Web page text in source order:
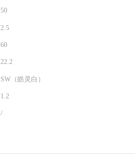
50
2.5
60
22.2
SW（皓灵白）
1.2
/